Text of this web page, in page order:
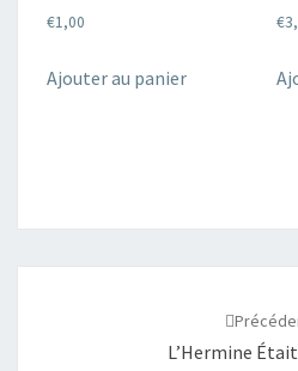
€1,00
Ajouter au panier
€
L’Hermine